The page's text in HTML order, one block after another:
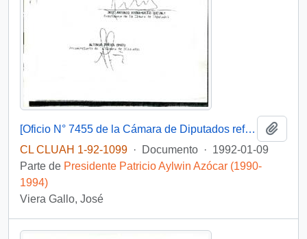
[Oficio N° 7455 de la Cámara de Diputados referente a solicitud de reactivación del Convenio 20 de la Organización Internacional del Trabajo]
CL CLUAH 1-92-1099 · Documento · 1992-01-09
Parte de Presidente Patricio Aylwin Azócar (1990-
1994)
Viera Gallo, José